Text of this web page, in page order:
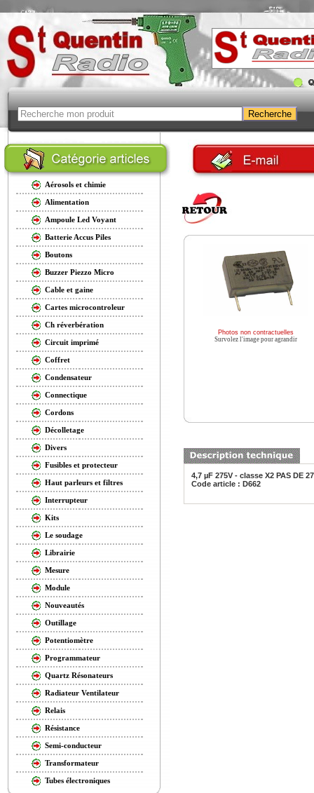
Aérosols et chimie
Alimentation
Ampoule Led Voyant
Batterie Accus Piles
Boutons
Buzzer Piezzo Micro
Cable et gaine
Cartes microcontroleur
Ch réverbération
Circuit imprimé
Coffret
Condensateur
Connectique
Cordons
Décolletage
Divers
Fusibles et protecteur
Haut parleurs et filtres
Interrupteur
Kits
Le soudage
Librairie
Mesure
Module
Nouveautés
Outillage
Potentiomètre
Programmateur
Quartz Résonateurs
Radiateur Ventilateur
Relais
Résistance
Semi-conducteur
Transformateur
Tubes électroniques
Photos non contractuelles
Survolez l'image pour agrandir
4,7 µF 275V - classe X2 PAS DE
Code article : D662